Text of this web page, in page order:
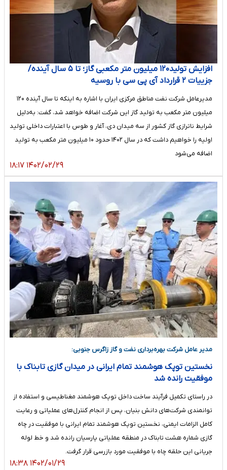
افزایش تولید۱۲۰ میلیون متر مکعبی گاز؛ تا ۵ سال آینده/
جزییات ۲ قرارداد آی پی سی با روسیه
مدیرعامل شرکت نفت مناطق مرکزی ایران با اشاره به اینکه تا سال آینده ۱۲۰
میلیون متر مکعب به تولید گاز این شرکت اضافه خواهد شد، گفت: به‌دلیل
شرایط ناترازی گاز کشور از سه میدان دی، آغار و طوس با اعتبارات داخلی تولید
اولیه را خواهیم داشت که در سال ۱۴۰۲ حدود ۱۰ میلیون متر مکعب به تولید
اضافه می‌شود
۱۴۰۲/۰۲/۲۹ ۱۸:۱۷
مدیر عامل شرکت بهره‌برداری نفت و گاز زاگرس جنوبی:
نخستین توپک هوشمند تمام ایرانی در میدان گازی تابناک با
موفقیت رانده شد
در راستای تکمیل فرآیند ساخت داخل توپک هوشمند مغناطیسی و استفاده از
توانمندی شرکت‌های دانش بنیان، پس از انجام کنترل‌های عملیاتی و رعایت
کامل الزامات ایمنی، نخستین توپک هوشمند تمام ایرانی با موفقیت در چاه
گازی شماره هشت تابناک در منطقه عملیاتی پارسیان رانده شد و خط لوله
جریانی این حلقه چاه با موفقیت مورد بازرسی قرار گرفت.
۱۴۰۲/۰۱/۲۹ ۱۸:۳۸